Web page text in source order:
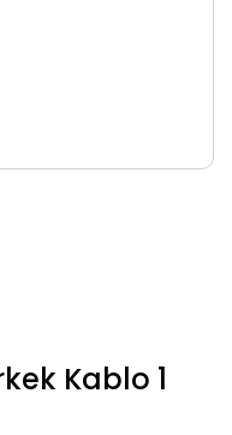
Kablo 1